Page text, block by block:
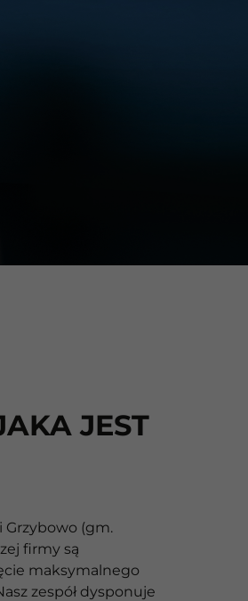
JEST
Grzybowo (gm.
firmy są
maksymalnego
zespół dysponuje